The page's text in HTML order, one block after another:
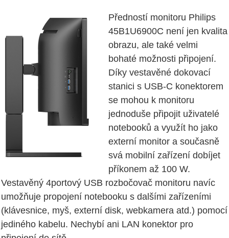
Předností monitoru Philips
45B1U6900C není jen kvalita
obrazu, ale také velmi
bohaté možnosti připojení.
Díky vestavěné dokovací
stanici s USB-C konektorem
se mohou k monitoru
jednoduše připojit uživatelé
notebooků a využít ho jako
externí monitor a současně
svá mobilní zařízení dobíjet
příkonem až 100 W.
Vestavěný 4portový USB rozbočovač monitoru navíc
umožňuje propojení notebooku s dalšími zařízeními
(klávesnice, myš, externí disk, webkamera atd.) pomocí
jediného kabelu. Nechybí ani LAN konektor pro